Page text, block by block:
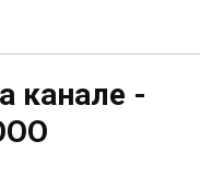
канале -